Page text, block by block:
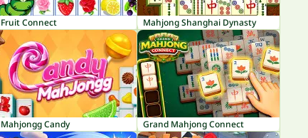
Fruit Connect Mahjong Shanghai Dynasty
Mahjongg Candy Grand Mahjong Connect